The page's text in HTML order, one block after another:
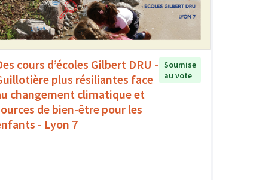
cours d’écoles Gilbert DRU -
plus résiliantes face
changement climatique et
de bien-être pour les
- Lyon 7
Soumise
au vote